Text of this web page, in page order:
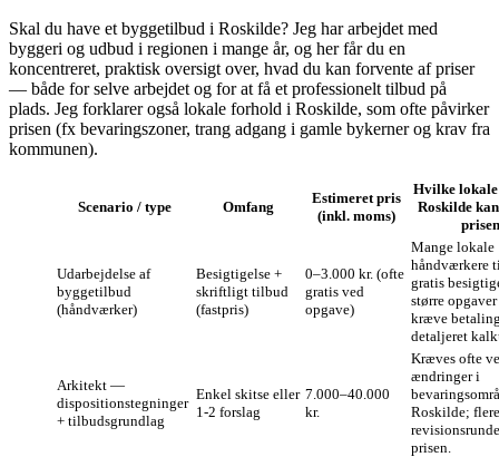
Skal du have et byggetilbud i Roskilde? Jeg har arbejdet med
byggeri og udbud i regionen i mange år, og her får du en
koncentreret, praktisk oversigt over, hvad du kan forvente af priser
— både for selve arbejdet og for at få et professionelt tilbud på
plads. Jeg forklarer også lokale forhold i Roskilde, som ofte påvirker
prisen (fx bevaringszoner, trang adgang i gamle bykerner og krav fra
kommunen).
Scenario / type Omfang
Estimeret pris
(inkl. moms)
Hvilke
Roskilde
Udarbejdelse af
byggetilbud
(håndværker)
Besigtigelse +
skriftligt tilbud
(fastpris)
0–3.000 kr. (ofte
gratis ved
opgave)
Mange lokale
håndværkere
gratis
større
kræve
detaljeret
Arkitekt —
dispositionstegninger
+ tilbudsgrundlag
Enkel skitse eller
1-2 forslag
7.000–40.000
kr.
Kræves ofte
ændringer i
Roskilde; flere
prisen.